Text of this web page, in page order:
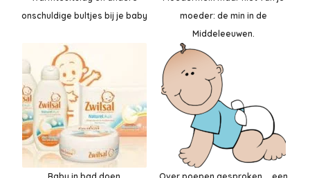
onschuldige bultjes bij je baby
moeder: de min in de
Middeleeuwen.